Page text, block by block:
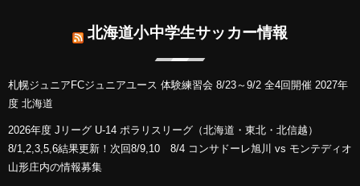
北海道小中学生サッカー情報
札幌ジュニアFCジュニアユース 体験練習会 8/23～9/2 全4回開催 2027年
度 北海道
2026年度 Jリーグ U-14 ポラリスリーグ（北海道・東北・北信越）
8/1,2,3,5,6結果更新！次回8/9,10 8/4 コンサドーレ旭川 vs モンテディオ
山形庄内の情報募集